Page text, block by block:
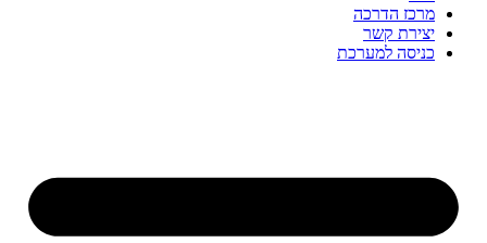
מרכז הדרכה
יצירת קשר
כניסה למערכת